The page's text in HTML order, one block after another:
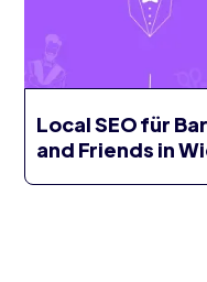
Local SEO für
and Friends in